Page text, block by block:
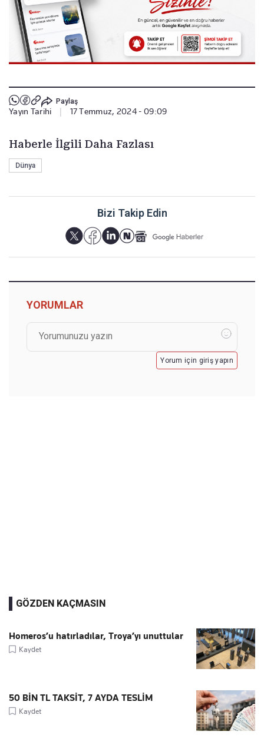
Paylaş
Yayın Tarihi 17 Temmuz, 2024 - 09:09
Haberle İlgili Daha Fazlası
Dünya
Bizi Takip Edin
YORUMLAR
Yorum için giriş yapın
GÖZDEN KAÇMASIN
Homeros’u hatırladılar, Troya’yı unuttular
Kaydet
50 BİN TL TAKSİT, 7 AYDA TESLİM
Kaydet